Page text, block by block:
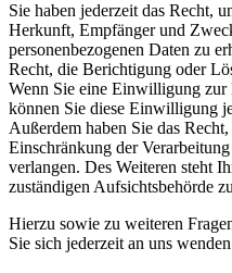
Sie haben jederzeit das Recht,
Herkunft, Empfänger und
personenbezogenen Daten zu
Recht, die Berichtigung oder
Wenn Sie eine Einwilligung zur
können Sie diese Einwilligung
Außerdem haben Sie das
Einschränkung der
verlangen. Des Weiteren steht
zuständigen Aufsichtsbehörde
Hierzu sowie zu weiteren
Sie sich jederzeit an uns